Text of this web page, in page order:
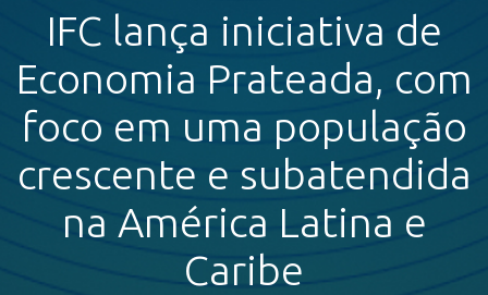
IFC lança iniciativa de
Economia Prateada, com
foco em uma população
crescente e subatendida
na América Latina e
Caribe